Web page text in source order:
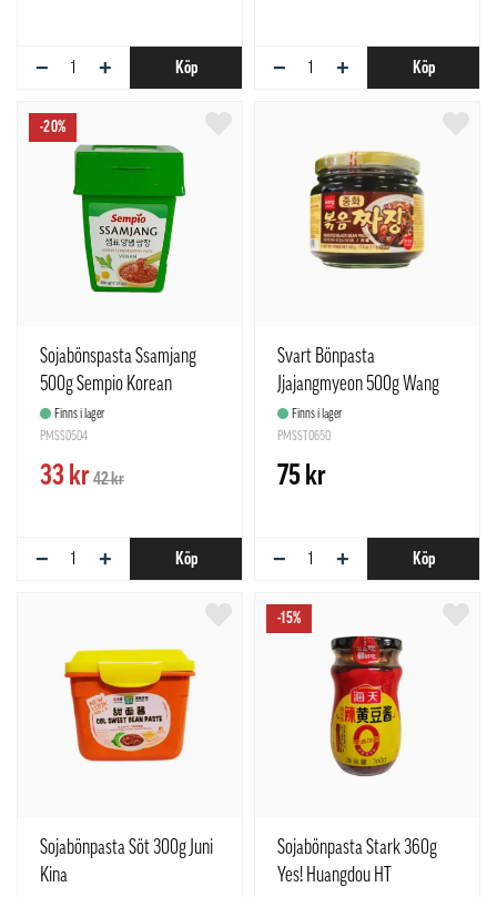
− + Köp − + Köp
-20%
Sojabönspasta Ssamjang
500g Sempio Korean
Finns i lager
PMSS0504
33 kr42 kr
− + Köp
Svart Bönpasta
Jjajangmyeon 500g Wang
Korean
Finns i lager
PMSST0650
75 kr
− + Köp
Sojabönpasta Söt 300g Juni
Kina
-15%
Sojabönpasta Stark 360g
Yes! Huangdou HT